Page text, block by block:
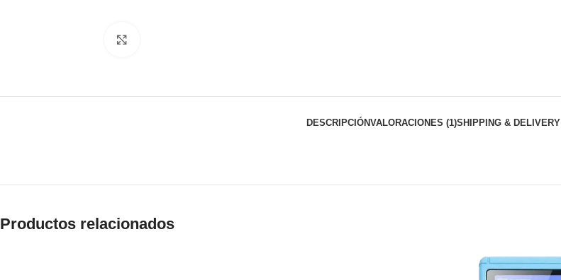
DESCRIPCIÓNVALORACIONES (1)SHIPPING & DELIVERY
Productos relacionados